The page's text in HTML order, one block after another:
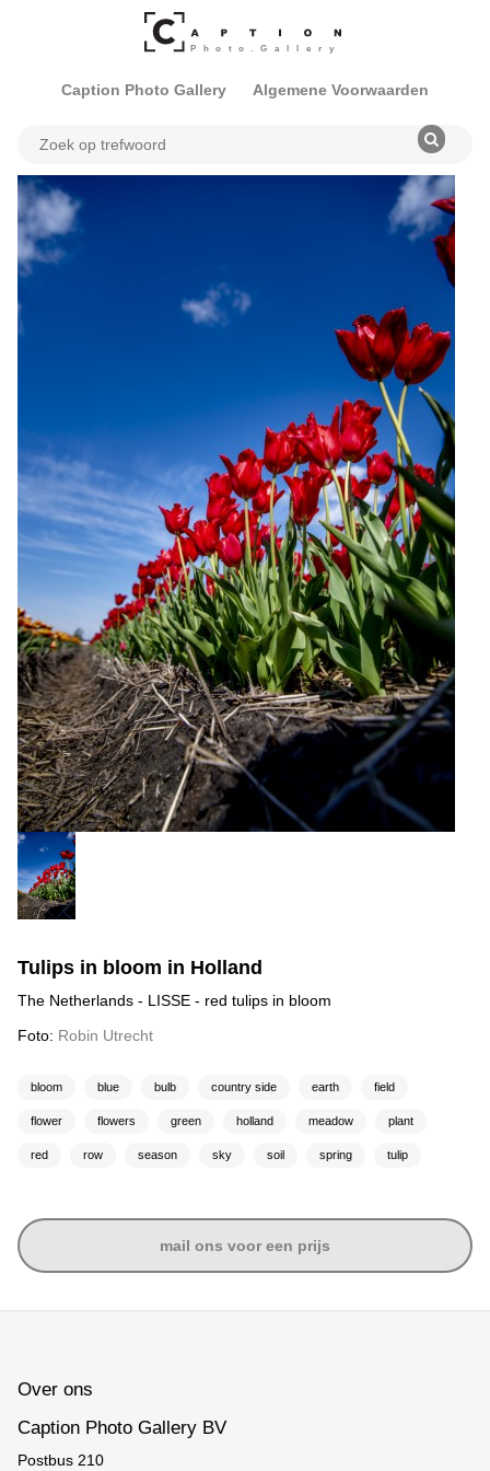
Caption Photo Gallery Algemene Voorwaarden
Tulips in bloom in Holland
The Netherlands - LISSE - red tulips in bloom
Foto: Robin Utrecht
bloom blue bulb country side earth field
flower flowers green holland meadow plant
red row season sky soil spring tulip
mail ons voor een prijs
Over ons
Caption Photo Gallery BV
Postbus 210